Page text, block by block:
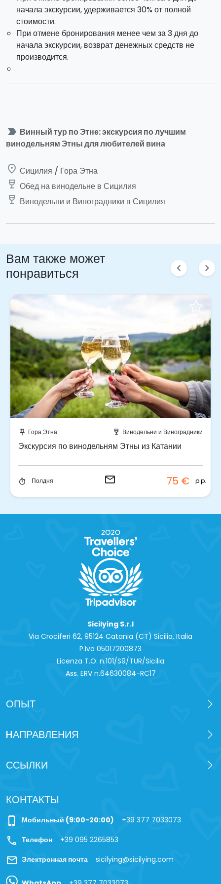
Вы покинете свое жилье
винодельни примерно через час. Сначала вы посетите
погреб и виноградники, а затем отведаете
превосходный обед на основе типичных местных
продуктов, сопровождаемый дегустацией 3 вин.
который постарается удовлетворить все ваши
потребности.
будут находиться другие люди.
Отправление: 09: 30/10: 00 (в зависимости от
выбранного варианта).
Пикапот вашего места проживание в Катании включен
начала экскурсии, удерживается 30% от полной
стоимости.
При отмене бронирования менее чем за 3 дня до
начала экскурсии, возврат денежных средств не
производится.
label_important Винный тур по Этне: экскурсия по лучшим
винодельням Этны для любителей вина
place Сицилия / Гора Этна
wine_bar Обед на винодельне в Сицилия
wine_bar Винодельни и Виноградники в Сицилия
Вам также может
понравиться
chevron_left chevron_right
push_pin Гора Этна wine_bar Винодельни и Виноградники
Экскурсия по винодельням Этны из Катании
timer Полдня email 75 € p.p.
Sicilying S.r.l
Via Crociferi 62, 95124 Catania (CT) Sicilia, Italia
P.iva 0‍5017200873
Licenza T.O. n.101/S9/TUR/Sicilia
Ass. ERV n.64630084-RC17
ОПЫТ
HАПРАВЛЕНИЯ
ССЫЛКИ
КОНТАКТЫ
phone_iphone Мобильный (9:00-20:00) +39 377 7033073
call Телефон +39 095 2265853
mail Электронная почта sicilying@sicilying.com